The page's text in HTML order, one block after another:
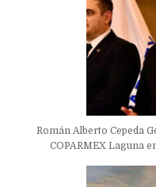
Román Alberto Cepeda
COPARMEX Laguna